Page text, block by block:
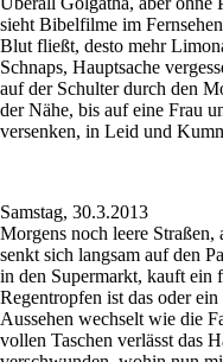
sieht Bibelfilme im
Blut fließt, desto mehr
Schnaps, Hauptsache
auf der Schulter durch den
der Nähe, bis auf eine Frau
versenken, in Leid und
Samstag, 30.3.2013
Morgens noch leere
senkt sich langsam auf den
in den Supermarkt, kauft ein
Regentropfen ist das oder
Aussehen wechselt wie die
vollen Taschen verlässt das